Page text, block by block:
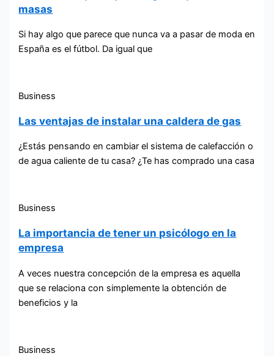
masas
Si hay algo que parece que nunca va a pasar de moda en
España es el fútbol. Da igual que
Business
Las ventajas de instalar una caldera de gas
¿Estás pensando en cambiar el sistema de calefacción o
de agua caliente de tu casa? ¿Te has comprado una casa
Business
La importancia de tener un psicólogo en la
empresa
A veces nuestra concepción de la empresa es aquella
que se relaciona con simplemente la obtención de
beneficios y la
Business